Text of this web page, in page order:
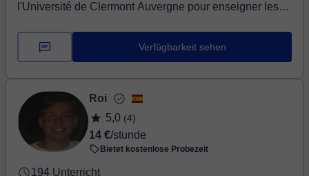
l'Université de Clermont Auvergne pour enseigner les
français à l'etranger ou je suis professeure de Physique
chimie et de technologie depuis 2020. Et depuis, je
remédiation et de préparation aux examens au besoin.
Je personnalise les cours selon les besoins. Je serai
ravie de vous accompagner dans ce parcours.
Verfügbarkeit sehen
Roi
5,0 (4)
14 €/stunde
Bietet kostenlose Probezeit
194 Unterricht